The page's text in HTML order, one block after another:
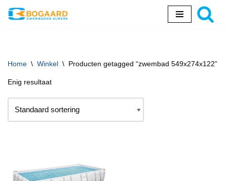
inhoud
Home \ Winkel \ Producten getagged “zwembad 549x274x122”
Enig resultaat